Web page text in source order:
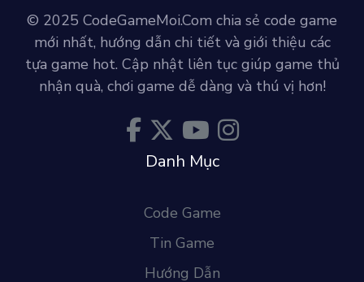
© 2025 CodeGameMoi.Com chia sẻ code game
mới nhất, hướng dẫn chi tiết và giới thiệu các
tựa game hot. Cập nhật liên tục giúp game thủ
nhận quà, chơi game dễ dàng và thú vị hơn!
Danh Mục
Code Game
Tin Game
Hướng Dẫn